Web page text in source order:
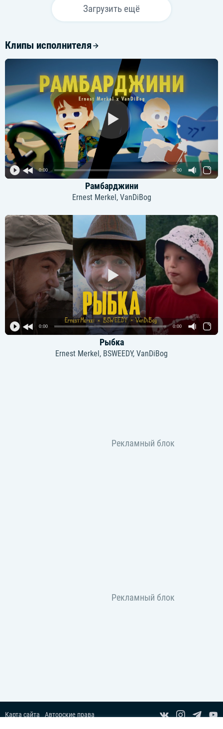
Загрузить ещё
Клипы исполнителя
0:00 0:00
Рамбарджини
Ernest Merkel, VanDiBog
0:00 0:00
Рыбка
Ernest Merkel, BSWEEDY, VanDiBog
Карта сайта
Авторские права